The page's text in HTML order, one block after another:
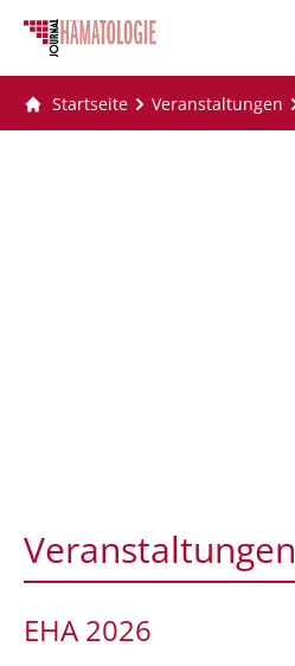
Startseite Veranstaltungen
Veranstaltungen
EHA 2026